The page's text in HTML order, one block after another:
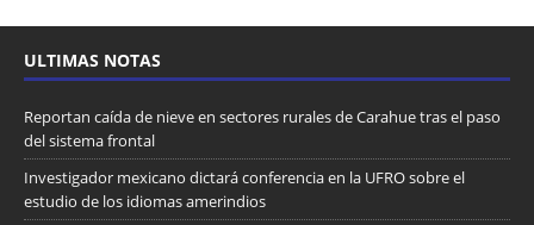
ULTIMAS NOTAS
Reportan caída de nieve en sectores rurales de Carahue tras el paso
del sistema frontal
Investigador mexicano dictará conferencia en la UFRO sobre el
estudio de los idiomas amerindios